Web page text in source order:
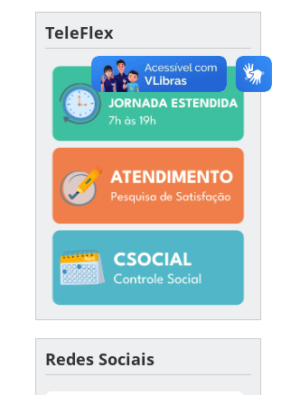
TeleFlex
Redes Sociais